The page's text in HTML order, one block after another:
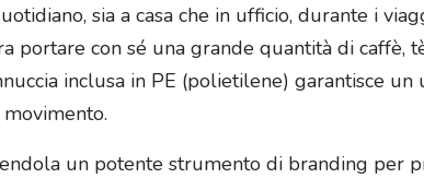
sia a casa che in ufficio, durante i
portare con sé una grande quantità di caffè,
inclusa in PE (polietilene) garantisce un
un potente strumento di branding per